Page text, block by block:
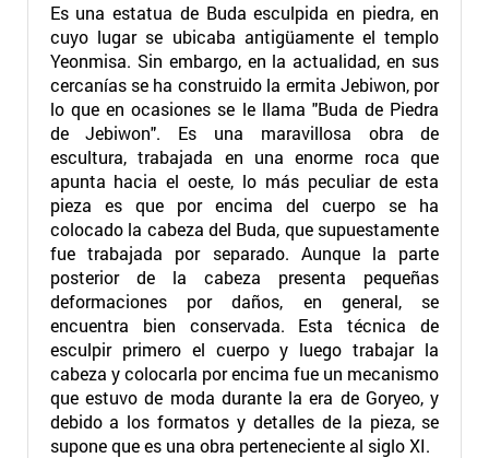
Es una estatua de Buda esculpida en piedra, en
cuyo lugar se ubicaba antigüamente el templo
Yeonmisa. Sin embargo, en la actualidad, en sus
cercanías se ha construido la ermita Jebiwon, por
lo que en ocasiones se le llama "Buda de Piedra
de Jebiwon". Es una maravillosa obra de
escultura, trabajada en una enorme roca que
apunta hacia el oeste, lo más peculiar de esta
pieza es que por encima del cuerpo se ha
colocado la cabeza del Buda, que supuestamente
fue trabajada por separado. Aunque la parte
posterior de la cabeza presenta pequeñas
deformaciones por daños, en general, se
encuentra bien conservada. Esta técnica de
esculpir primero el cuerpo y luego trabajar la
cabeza y colocarla por encima fue un mecanismo
que estuvo de moda durante la era de Goryeo, y
debido a los formatos y detalles de la pieza, se
supone que es una obra perteneciente al siglo XI.